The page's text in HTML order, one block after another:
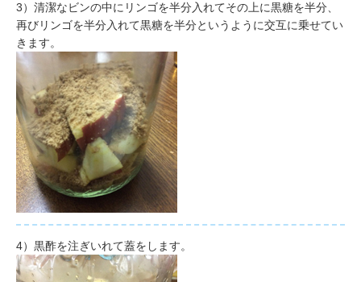
3） 清潔なビンの中にリンゴを半分入れてその上に黒糖を半分、
再びリンゴを半分入れて黒糖を半分というように交互に乗せてい
きます。
4） 黒酢を注ぎいれて蓋をします。